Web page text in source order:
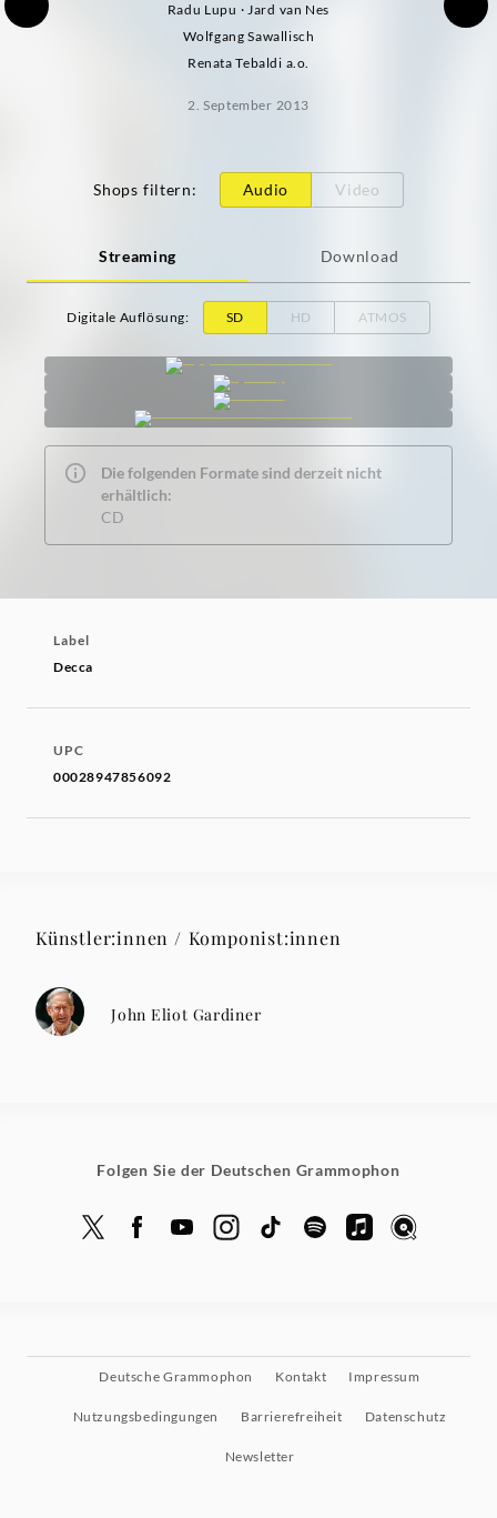
Radu Lupu · Jard van Nes
Wolfgang Sawallisch
Renata Tebaldi a.o.
2. September 2013
Shops filtern: Audio Video
Streaming Download
Digitale Auflösung: SD HD ATMOS
Die folgenden Formate sind derzeit nicht
erhältlich:
CD
Label
Decca
UPC
00028947856092
Künstler:innen / Komponist:innen
John Eliot Gardiner
Folgen Sie der Deutschen Grammophon
Deutsche Grammophon Kontakt Impressum
Nutzungsbedingungen Barrierefreiheit Datenschutz
Newsletter